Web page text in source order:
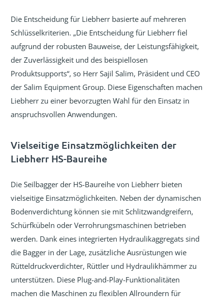
Die Entscheidung für Liebherr basierte auf mehreren
Schlüsselkriterien. „Die Entscheidung für Liebherr fiel
aufgrund der robusten Bauweise, der Leistungsfähigkeit,
der Zuverlässigkeit und des beispiellosen
Produktsupports“, so Herr Sajil Salim, Präsident und CEO
der Salim Equipment Group. Diese Eigenschaften machen
Liebherr zu einer bevorzugten Wahl für den Einsatz in
anspruchsvollen Anwendungen.
Vielseitige Einsatzmöglichkeiten der
Liebherr HS-Baureihe
Die Seilbagger der HS-Baureihe von Liebherr bieten
vielseitige Einsatzmöglichkeiten. Neben der dynamischen
Bodenverdichtung können sie mit Schlitzwandgreifern,
Schürfkübeln oder Verrohrungsmaschinen betrieben
werden. Dank eines integrierten Hydraulikaggregats sind
die Bagger in der Lage, zusätzliche Ausrüstungen wie
Rütteldruckverdichter, Rüttler und Hydraulikhämmer zu
unterstützen. Diese Plug-and-Play-Funktionalitäten
machen die Maschinen zu flexiblen Allroundern für